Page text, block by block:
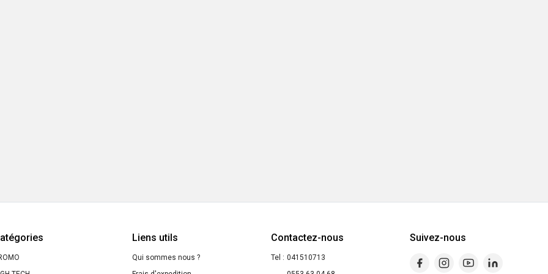
Liens utils
Qui sommes nous ?
Contactez-nous
Tel : 041510713
Suivez-nous